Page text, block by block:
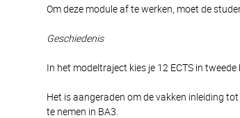
Om deze module af te werken, moet de
Geschiedenis
In het modeltraject kies je 12 ECTS in
Het is aangeraden om de vakken inleiding
te nemen in BA3.